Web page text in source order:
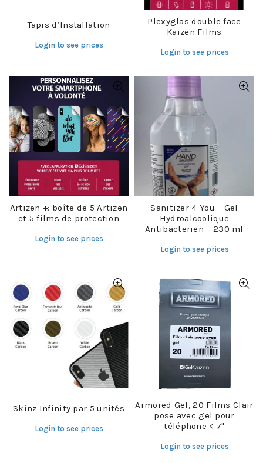
Tapis d’Installation
Login to see prices
Plexyglas double face
Kaizen Films
Login to see prices
Artizen +: boîte de 5 Artizen
et 5 films de protection
Login to see prices
Sanitizer 4 You – Gel
Hydroalcoolique
Antibacterien – 230 ml
Login to see prices
Skinz Infinity par 5 unités
Login to see prices
Armored Gel, 20 Films Clair
pose avec gel pour
téléphone < 7"
Login to see prices